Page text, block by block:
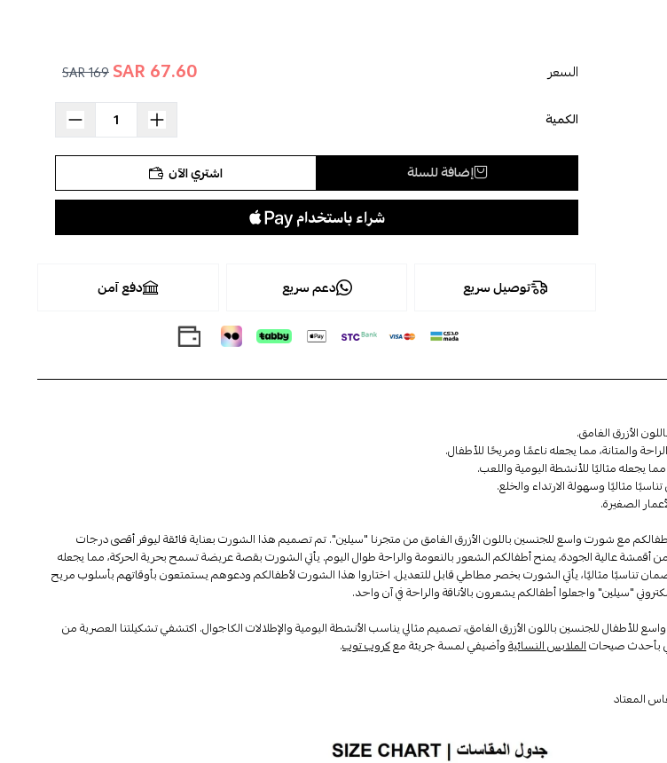
السعر 67.60 SAR
169 SAR
الكمية
إضافة للسلة اشتري الآن
توصيل سريع دعم سريع دفع آمن
الأزرق الغامق.
والمتانة، مما يجعله ناعمًا ومريحًا للأطفال.
يجعله مثاليًا للأنشطة اليومية واللعب.
مثاليًا وسهولة الارتداء والخلع.
الصغيرة.
مع شورت واسع للجنسين باللون الأزرق الغامق من متجرنا "سيلين". تم تصميم هذا الشورت بعناية فائقة ليوفر أقصى درجات
أقمشة عالية الجودة، يمنح أطفالكم الشعور بالنعومة والراحة طوال اليوم. يأتي الشورت بقصة عريضة تسمح بحرية الحركة، مما يجعله
تناسبًا مثاليًا، يأتي الشورت بخصر مطاطي قابل للتعديل. اختاروا هذا الشورت لأطفالكم ودعوهم يستمتعون بأوقاتهم بأسلوب مريح
"سيلين" واجعلوا أطفالكم يشعرون بالأناقة والراحة في آن واحد.
للأطفال للجنسين باللون الأزرق الغامق، تصميم مثالي يناسب الأنشطة اليومية والإطلالات الكاجوال. اكتشفي تشكيلتنا العصرية من
بأحدث صيحاتالملابس النسائيةوأضيفي لمسة جريئة معكروب توب.
المعتاد